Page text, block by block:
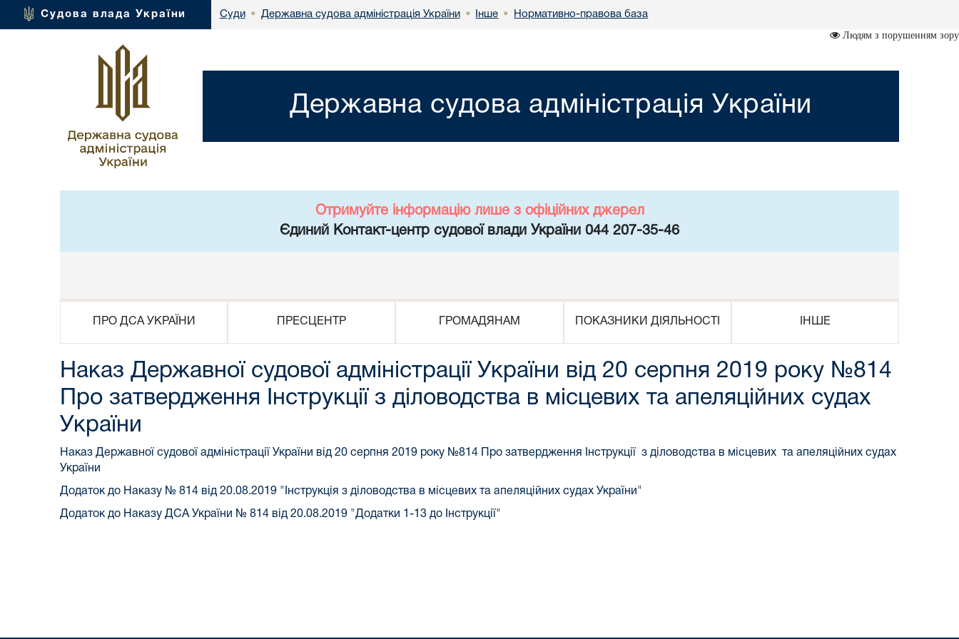
Судова влада України Суди • Державна судова адміністрація України • Інше • Нормативно-правова база
Людям з порушенням зору
Державна судова адміністрація України
Отримуйте інформацію лише з офіційних джерел
Єдиний Контакт-центр судової влади України 044 207-35-46
ПРО ДСА УКРАЇНИ ПРЕСЦЕНТР ГРОМАДЯНАМ ПОКАЗНИКИ ДІЯЛЬНОСТІ ІНШЕ
Наказ Державної судової адміністрації України від 20 серпня 2019 року №814
Про затвердження Інструкції з діловодства в місцевих та апеляційних судах
України
Наказ Державної судової адміністрації України від 20 серпня 2019 року №814 Про затвердження Інструкції з діловодства в місцевих та апеляційних судах
України
Додаток до Наказу № 814 від 20.08.2019 "Інструкція з діловодства в місцевих та апеляційних судах України"
Додаток до Наказу ДСА України № 814 від 20.08.2019 "Додатки 1-13 до Інструкції"